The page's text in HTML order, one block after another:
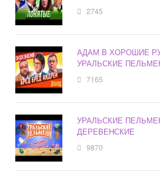
2745
АДАМ В ХОРОШИЕ
УРАЛЬСКИЕ
7165
УРАЛЬСКИЕ
ДЕРЕВЕНСКИЕ
9870